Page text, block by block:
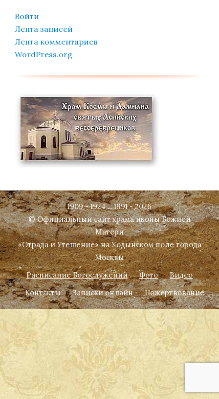
Войти
Лента записей
Лента комментариев
WordPress.org
1909 - 1924 ... 1991 - 2026
© Официальный сайт храма иконы Божией
Матери
«Отрада и Утешение» на Ходынском поле города
Москвы
Расписание Богослужений
Фото
Видео
Контакты
Записки онлайн Пожертвование